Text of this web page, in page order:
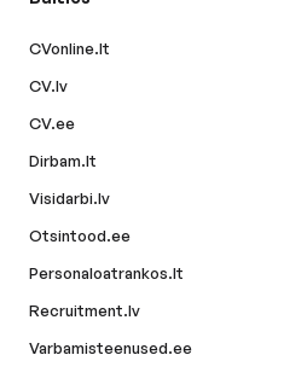
CVonline.lt
CV.lv
CV.ee
Dirbam.lt
Visidarbi.lv
Otsintood.ee
Personaloatrankos.lt
Recruitment.lv
Varbamisteenused.ee